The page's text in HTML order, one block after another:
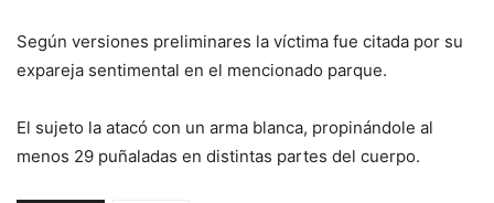
Según versiones preliminares la víctima fue citada por su
expareja sentimental en el mencionado parque.
El sujeto la atacó con un arma blanca, propinándole al
menos 29 puñaladas en distintas partes del cuerpo.